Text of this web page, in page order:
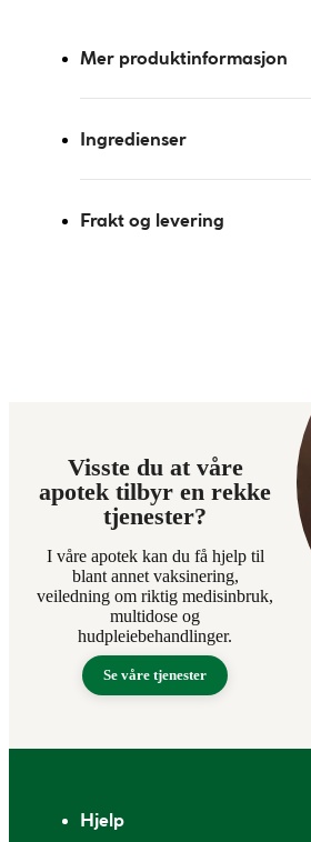
Mer produktinformasjon
Ingredienser
Frakt og levering
Visste du at våre
apotek tilbyr en rekke
tjenester?
I våre apotek kan du få hjelp til
blant annet vaksinering,
veiledning om riktig medisinbruk,
multidose og
hudpleiebehandlinger.
Se våre tjenester
Hjelp